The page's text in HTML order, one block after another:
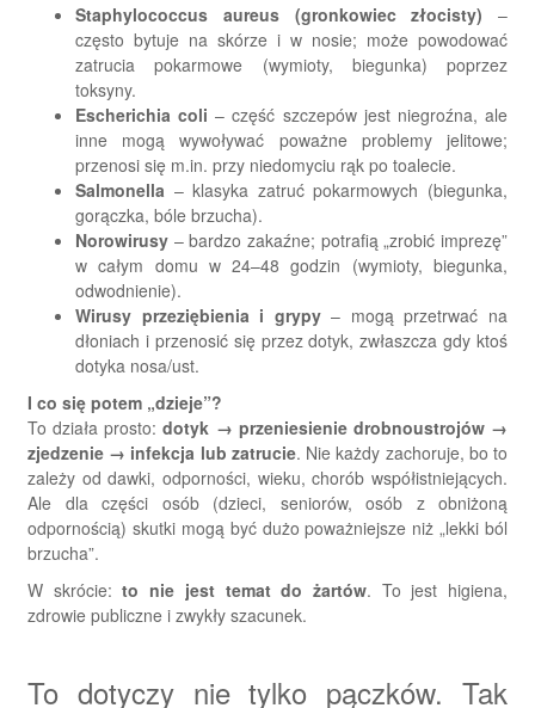
Staphylococcus aureus (gronkowiec złocisty) –
często bytuje na skórze i w nosie; może powodować
zatrucia pokarmowe (wymioty, biegunka) poprzez
toksyny.
Escherichia coli – część szczepów jest niegroźna, ale
inne mogą wywoływać poważne problemy jelitowe;
przenosi się m.in. przy niedomyciu rąk po toalecie.
Salmonella – klasyka zatruć pokarmowych (biegunka,
gorączka, bóle brzucha).
Norowirusy – bardzo zakaźne; potrafią „zrobić imprezę”
w całym domu w 24–48 godzin (wymioty, biegunka,
odwodnienie).
Wirusy przeziębienia i grypy– mogą przetrwać na
dłoniach i przenosić się przez dotyk, zwłaszcza gdy ktoś
dotyka nosa/ust.
I co się potem „dzieje”?
To działa prosto:dotyk → przeniesienie drobnoustrojów →
zjedzenie → infekcja lub zatrucie. Nie każdy zachoruje, bo to
zależy od dawki, odporności, wieku, chorób współistniejących.
Ale dla części osób (dzieci, seniorów, osób z obniżoną
odpornością) skutki mogą być dużo poważniejsze niż „lekki ból
brzucha”.
W skrócie:to nie jest temat do żartów. To jest higiena,
zdrowie publiczne i zwykły szacunek.
To dotyczy nie tylko pączków. Tak